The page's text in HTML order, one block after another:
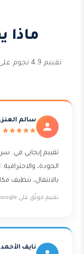
ماذا
سالم
★★★★★
تقييم إيجابي في:
الجودة،
بالانتقال، تنظيف
تقييم موثّق على Google
نايف الأحمد